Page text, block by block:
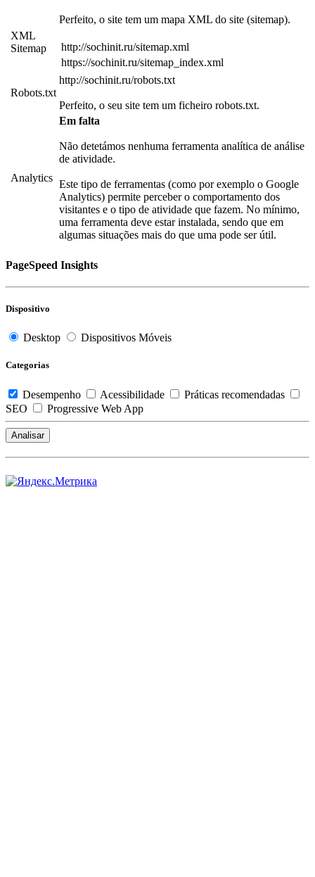
XML
Sitemap
Perfeito, o site tem um mapa XML do site (sitemap).
http://sochinit.ru/sitemap.xml
https://sochinit.ru/sitemap_index.xml
Robots.txt
http://sochinit.ru/robots.txt
Perfeito, o seu site tem um ficheiro robots.txt.
Analytics
Em falta
Não detetámos nenhuma ferramenta analítica de análise
de atividade.
Este tipo de ferramentas (como por exemplo o Google
Analytics) permite perceber o comportamento dos
visitantes e o tipo de atividade que fazem. No mínimo,
uma ferramenta deve estar instalada, sendo que em
algumas situações mais do que uma pode ser útil.
PageSpeed Insights
Dispositivo
Desktop Dispositivos Móveis
Categorias
Desempenho Acessibilidade
Práticas recomendadas
SEO
Progressive Web App
Analisar